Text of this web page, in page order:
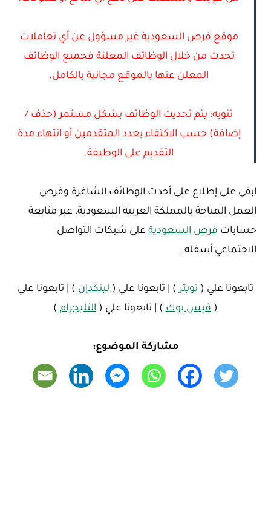
موقع فرص السعودية غير مسؤول عن أي تعاملات
تحدث من خلال الوظائف المعلنة فجميع الوظائف
المعلن عنها بالموقع مجانية بالكامل.
تنويه: يتم تحديث الوظائف بشكل مستمر (حذف /
إضافة) حسب الاكتفاء بعدد المتقدمين أو انتهاء مدة
التقديم على الوظيفة.
ابقى على إطلاع على أحدث الوظائف الشاغرة وفرص
العمل المتاحة بالمملكة العربية السعودية، عبر متابعة
حسابات فرص السعودية على شبكات التواصل
الاجتماعي أسفله.
تابعونا علي ( تويتر ) | تابعونا علي ( لينكدإن ) | تابعونا علي
( فيس بوك ) | تابعونا علي ( التليجرام )
مشاركة الموضوع: